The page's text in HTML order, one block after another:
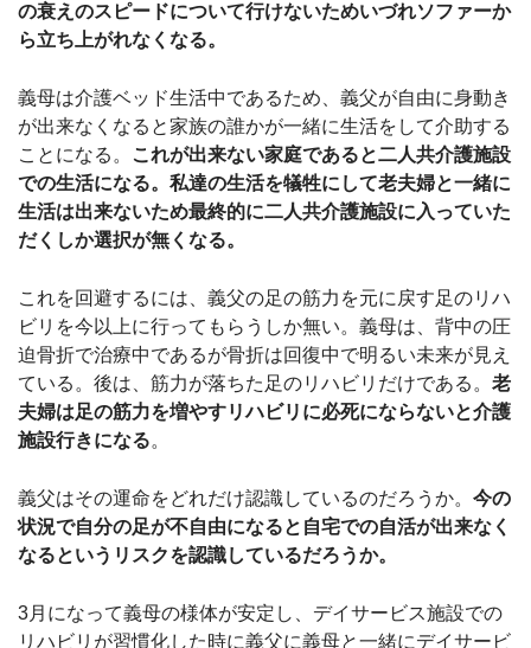
の衰えのスピードについて行けないためいづれソファーか
ら立ち上がれなくなる。
義母は介護ベッド生活中であるため、義父が自由に身動き
が出来なくなると家族の誰かが一緒に生活をして介助する
ことになる。
これが出来ない家庭であると二人共介護施設
での生活になる。私達の生活を犠牲にして老夫婦と一緒に
生活は出来ないため最終的に二人共介護施設に入っていた
だくしか選択が無くなる。
これを回避するには、義父の足の筋力を元に戻す足のリハ
ビリを今以上に行ってもらうしか無い。義母は、背中の圧
迫骨折で治療中であるが骨折は回復中で明るい未来が見え
ている。後は、筋力が落ちた足のリハビリだけである。 老
夫婦は足の筋力を増やすリハビリに必死にならないと介護
施設行きになる。
義父はその運命をどれだけ認識しているのだろうか。 今の
状況で自分の足が不自由になると自宅での自活が出来なく
なるというリスクを認識しているだろうか。
3月になって義母の様体が安定し、デイサービス施設での
リハビリが習慣化した時に義父に義母と一緒にデイサービ